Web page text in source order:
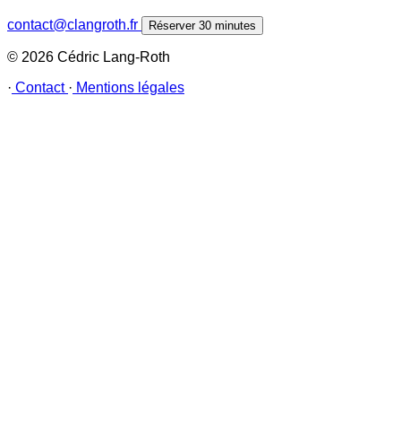
contact@clangroth.fr Réserver 30 minutes
© 2026 Cédric Lang-Roth
· Contact · Mentions légales